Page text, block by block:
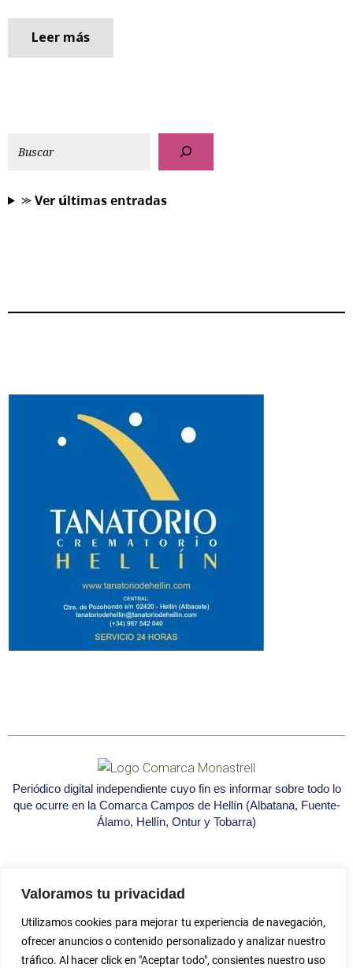
Valoramos tu privacidad
Utilizamos cookies para mejorar tu experiencia de navegación,
ofrecer anuncios o contenido personalizado y analizar nuestro
tráfico. Al hacer click en "Aceptar todo", consientes nuestro uso
Leer más
⪼ 𝗩𝗲𝗿 𝘂́𝗹𝘁𝗶𝗺𝗮𝘀 𝗲𝗻𝘁𝗿𝗮𝗱𝗮𝘀
Periódico digital independiente cuyo fin es informar sobre todo lo
que ocurre en la Comarca Campos de Hellín (Albatana, Fuente-
Álamo, Hellín, Ontur y Tobarra)
¿Cómo calificarías tu experiencia?
Seleccione
una
opción